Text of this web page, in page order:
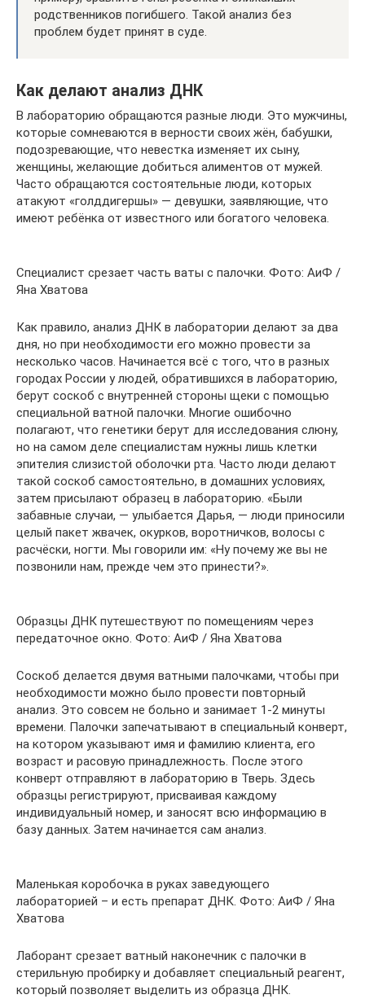
родственников погибшего. Такой анализ без
проблем будет принят в суде.
Как делают анализ ДНК
В лабораторию обращаются разные люди. Это мужчины,
которые сомневаются в верности своих жён, бабушки,
подозревающие, что невестка изменяет их сыну,
женщины, желающие добиться алиментов от мужей.
Часто обращаются состоятельные люди, которых
атакуют «голддигершы» — девушки, заявляющие, что
имеют ребёнка от известного или богатого человека.
Специалист срезает часть ваты с палочки. Фото: АиФ /
Яна Хватова
Как правило, анализ ДНК в лаборатории делают за два
дня, но при необходимости его можно провести за
несколько часов. Начинается всё с того, что в разных
городах России у людей, обратившихся в лабораторию,
берут соскоб с внутренней стороны щеки с помощью
специальной ватной палочки. Многие ошибочно
полагают, что генетики берут для исследования слюну,
но на самом деле специалистам нужны лишь клетки
эпителия слизистой оболочки рта. Часто люди делают
такой соскоб самостоятельно, в домашних условиях,
затем присылают образец в лабораторию. «Были
забавные случаи, — улыбается Дарья, — люди приносили
целый пакет жвачек, окурков, воротничков, волосы с
расчёски, ногти. Мы говорили им: «Ну почему же вы не
позвонили нам, прежде чем это принести?».
Образцы ДНК путешествуют по помещениям через
передаточное окно. Фото: АиФ / Яна Хватова
Соскоб делается двумя ватными палочками, чтобы при
необходимости можно было провести повторный
анализ. Это совсем не больно и занимает 1-2 минуты
времени. Палочки запечатывают в специальный конверт,
на котором указывают имя и фамилию клиента, его
возраст и расовую принадлежность. После этого
конверт отправляют в лабораторию в Тверь. Здесь
образцы регистрируют, присваивая каждому
индивидуальный номер, и заносят всю информацию в
базу данных. Затем начинается сам анализ.
Маленькая коробочка в руках заведующего
лабораторией – и есть препарат ДНК. Фото: АиФ / Яна
Хватова
Лаборант срезает ватный наконечник с палочки в
стерильную пробирку и добавляет специальный реагент,
который позволяет выделить из образца ДНК.